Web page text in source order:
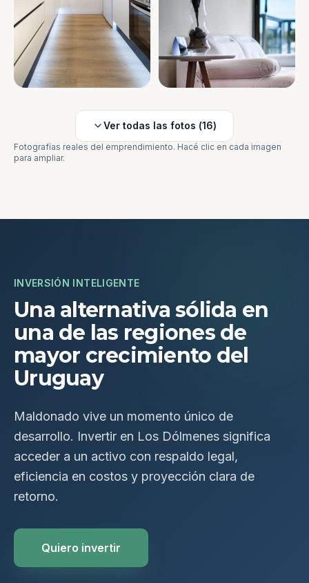
Ver todas las fotos (16)
Fotografías reales del emprendimiento. Hacé clic en cada imagen
para ampliar.
INVERSIÓN INTELIGENTE
Una alternativa sólida en
una de las regiones de
mayor crecimiento del
Uruguay
Maldonado vive un momento único de
desarrollo. Invertir en Los Dólmenes significa
acceder a un activo con respaldo legal,
eficiencia en costos y proyección clara de
retorno.
Quiero invertir